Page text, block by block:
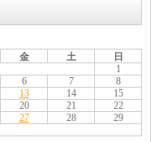
金 土
日
1
6 7
8
13 14
15
20 21
22
27 28
29